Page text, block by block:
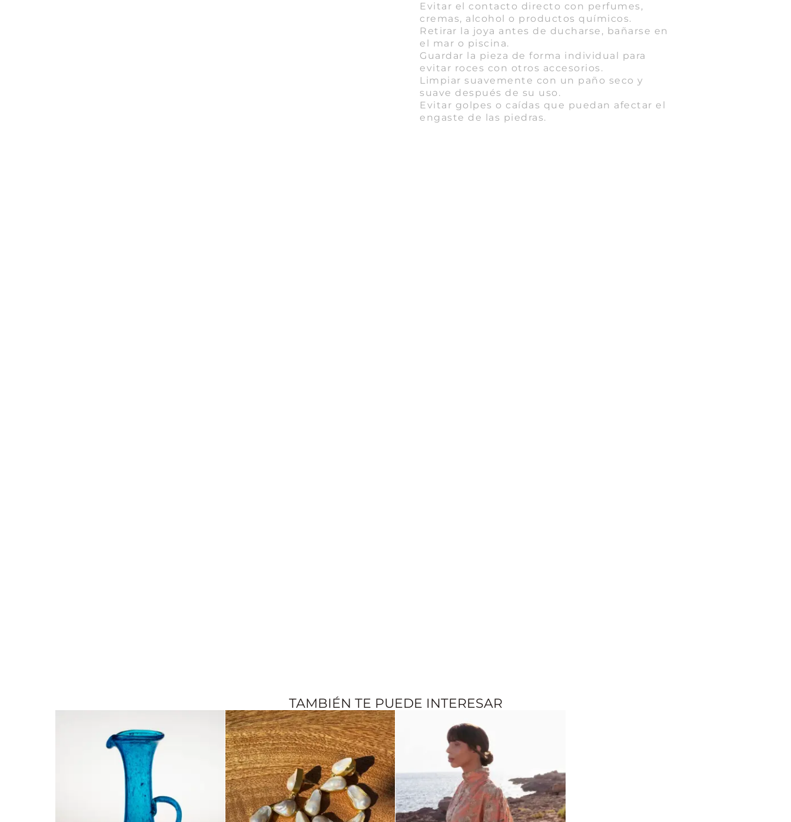
Evitar el contacto directo con perfumes,
cremas, alcohol o productos químicos.
Retirar la joya antes de ducharse, bañarse en
el mar o piscina.
Guardar la pieza de forma individual para
evitar roces con otros accesorios.
Limpiar suavemente con un paño seco y
suave después de su uso.
Evitar golpes o caídas que puedan afectar el
engaste de las piedras.
TAMBIÉN TE PUEDE INTERESAR